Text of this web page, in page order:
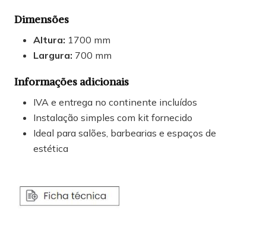
Dimensões
Altura: 1700 mm
Largura: 700 mm
Informações adicionais
IVA e entrega no continente incluídos
Instalação simples com kit fornecido
Ideal para salões, barbearias e espaços de
estética